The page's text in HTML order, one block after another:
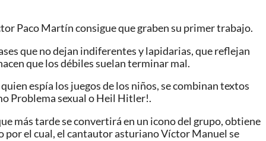
Paco Martín consigue que graben su primer trabajo.
que no dejan indiferentes y lapidarias, que reflejan
que los débiles suelan terminar mal.
espía los juegos de los niños, se combinan textos
Problema sexual o Heil Hitler!.
más tarde se convertirá en un icono del grupo, obtiene
el cual, el cantautor asturiano Víctor Manuel se